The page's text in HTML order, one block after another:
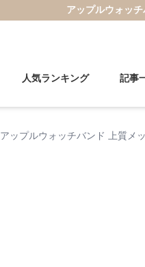
アップルウォッチ
人気ランキング 記事
アップルウォッチバンド 上質メ